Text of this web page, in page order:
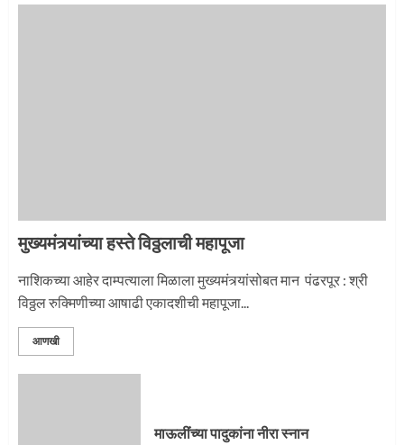
मुख्यमंत्र्यांच्या हस्ते विठ्ठलाची महापूजा
नाशिकच्या आहेर दाम्पत्याला मिळाला मुख्यमंत्र्यांसोबत मान पंढरपूर : श्री
विठ्ठल रुक्मिणीच्या आषाढी एकादशीची महापूजा...
आणखी
माऊलींच्या पादुकांना नीरा स्नान